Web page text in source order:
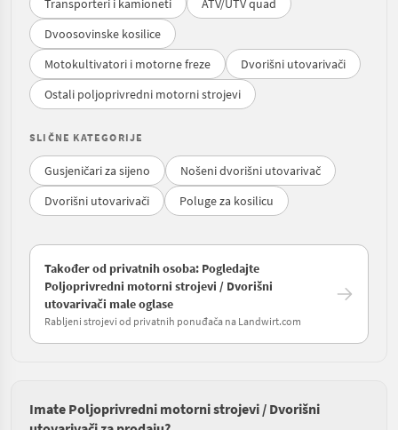
Transporteri i kamioneti
ATV/UTV quad
Dvoosovinske kosilice
Motokultivatori i motorne freze
Dvorišni utovarivači
Ostali poljoprivredni motorni strojevi
SLIČNE KATEGORIJE
Gusjeničari za sijeno
Nošeni dvorišni utovarivač
Dvorišni utovarivači
Poluge za kosilicu
Također od privatnih osoba: Pogledajte
Poljoprivredni motorni strojevi / Dvorišni
utovarivači male oglase
Rabljeni strojevi od privatnih ponuđača na Landwirt.com
Imate Poljoprivredni motorni strojevi / Dvorišni